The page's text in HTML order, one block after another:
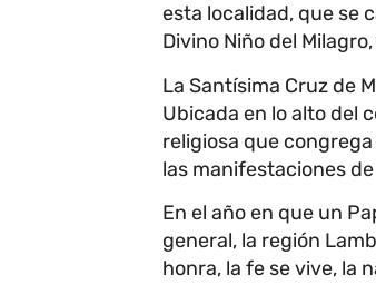
esta localidad, que se
Divino Niño del
La Santísima Cruz de
Ubicada en lo alto del
religiosa que
las manifestaciones
En el año en que un
general, la región
honra, la fe se vive, la